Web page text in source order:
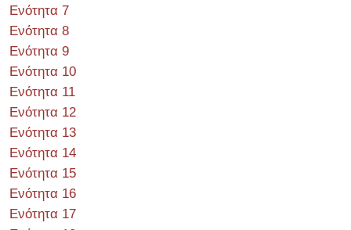
Ενότητα 7
Ενότητα 8
Ενότητα 9
Ενότητα 10
Ενότητα 11
Ενότητα 12
Ενότητα 13
Ενότητα 14
Ενότητα 15
Ενότητα 16
Ενότητα 17